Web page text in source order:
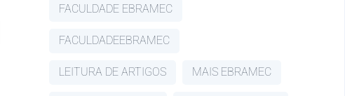
FACULDADE EBRAMEC
FACULDADEEBRAMEC
LEITURA DE ARTIGOS MAIS EBRAMEC